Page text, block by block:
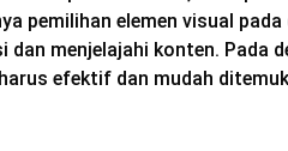
pemilihan elemen visual
dan menjelajahi konten. Pada
efektif dan mudah